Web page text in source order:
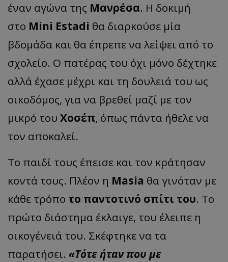
έναν αγώνα της Μανρέσα. Η δοκιμή
στο Mini Estadi θα διαρκούσε μία
βδομάδα και θα έπρεπε να λείψει από το
σχολείο. Ο πατέρας του όχι μόνο δέχτηκε
αλλά έχασε μέχρι και τη δουλειά του ως
οικοδόμος, για να βρεθεί μαζί με τον
μικρό του Χοσέπ, όπως πάντα ήθελε να
τον αποκαλεί.
Το παιδί τους έπεισε και τον κράτησαν
κοντά τους. Πλέον η Masia θα γινόταν με
κάθε τρόπο το παντοτινό σπίτι του. Το
πρώτο διάστημα έκλαιγε, του έλειπε η
οικογένειά του. Σκέφτηκε να τα
παρατήσει. «Τότε ήταν που με